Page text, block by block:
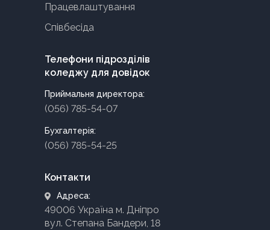
Працевлаштування
Співбесіда
Телефони підрозділів
коледжу для довідок
Приймальня директора:
(056) 785-54-07
Бухгалтерія:
(056) 785-54-25
Контакти
Адреса:
49006 Україна м. Дніпро
вул. Степана Бандери, 18